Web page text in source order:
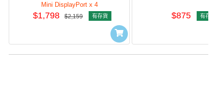
Mini DisplayPort x 4
$1,798 $2,159 有存貨 $875 有存貨